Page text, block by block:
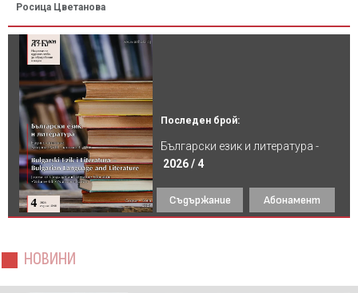
Росица Цветанова
Последен брой:
Български език и литература -
2026 / 4
Съдържание Абонамент
НОВИНИ